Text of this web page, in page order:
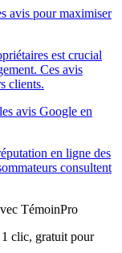
avis pour maximiser
est crucial
Ces avis
clients.
avis Google en
en ligne des
consultent
TémoinPro
clic, gratuit pour